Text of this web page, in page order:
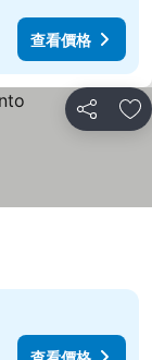
查看價格
分享 加